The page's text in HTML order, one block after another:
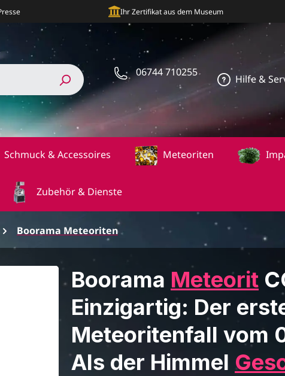
Ihr Zertifikat aus dem Museum
06744 710255
Hilfe &
Schmuck & Accessoires Meteoriten
Zubehör & Dienste
Boorama Meteoriten
Boorama Meteorit
Einzigartig: Der
Meteoritenfall vom
Als der Himmel